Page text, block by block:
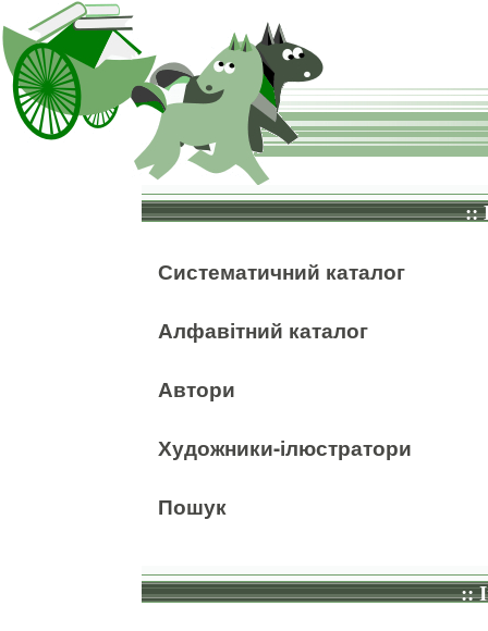
::
Систематичний каталог
Алфавітний каталог
Автори
Художники-ілюстратори
Пошук
::